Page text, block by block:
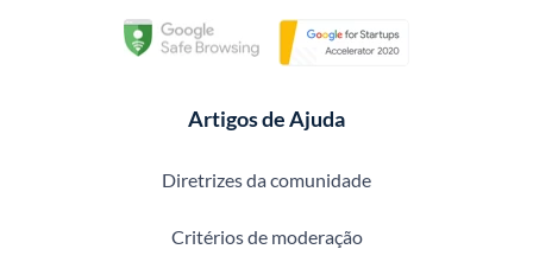
Artigos de Ajuda
Diretrizes da comunidade
Critérios de moderação